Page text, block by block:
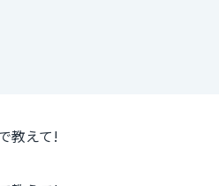
教えて!